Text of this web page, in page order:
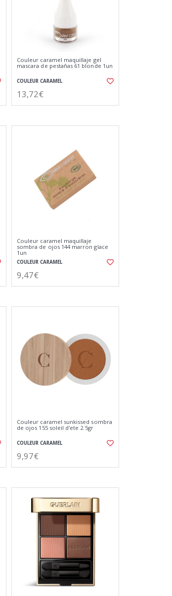
Couleur caramel maquillaje gel
mascara de pestañas 61 blonde 1un
COULEUR CARAMEL
13,72€
Couleur caramel maquillaje
sombra de ojos 144 marron glace
1un
COULEUR CARAMEL
9,47€
Couleur caramel sunkissed sombra
de ojos 155 soleil d'ete 2.5gr
COULEUR CARAMEL
9,97€